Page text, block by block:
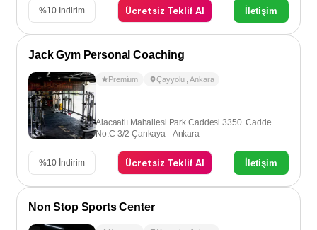
%10 İndirim Ücretsiz Teklif Al İletişim
Jack Gym Personal Coaching
Premium Çayyolu ,Ankara
Alacaatlı Mahallesi Park Caddesi 3350. Cadde
No:C-3/2 Çankaya - Ankara
%10 İndirim Ücretsiz Teklif Al İletişim
Non Stop Sports Center